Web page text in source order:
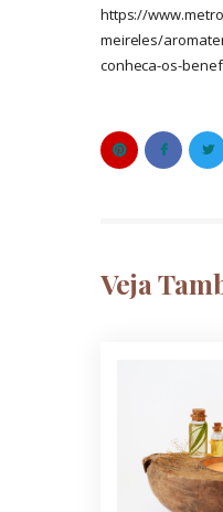
https://
meireles/
conheca-os-
Veja